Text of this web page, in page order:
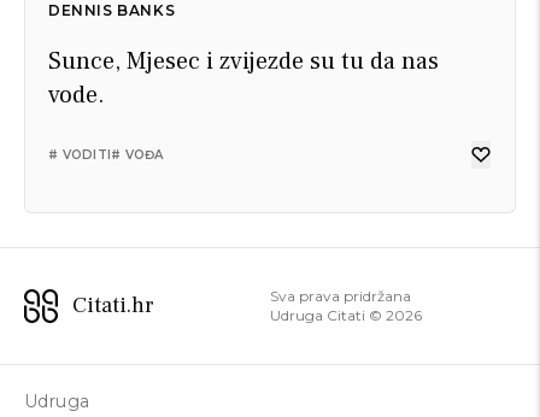
DENNIS BANKS
Sunce, Mjesec i zvijezde su tu da nas
vode.
# VODITI# VOĐA
Citati.hr
Sva prava pridržana
Udruga Citati © 2026
Udruga